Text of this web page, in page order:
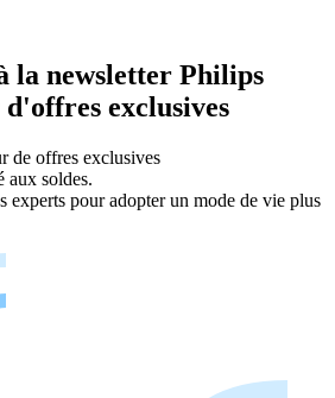
la newsletter Philips
exclusives
de offres exclusives
aux soldes.
experts pour adopter un mode de vie plus